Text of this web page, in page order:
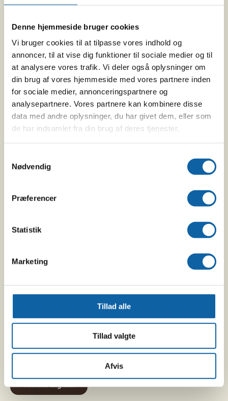
Denne hjemmeside bruger cookies
Vi bruger cookies til at tilpasse vores indhold og
annoncer, til at vise dig funktioner til sociale medier og til
at analysere vores trafik. Vi deler også oplysninger om
din brug af vores hjemmeside med vores partnere inden
for sociale medier, annonceringspartnere og
analysepartnere. Vores partnere kan kombinere disse
data med andre oplysninger, du har givet dem, eller som
de har indsamlet fra din brug af deres tjenester.
Nødvendig
Præferencer
Statistik
Marketing
Tillad alle
Tillad valgte
Afvis